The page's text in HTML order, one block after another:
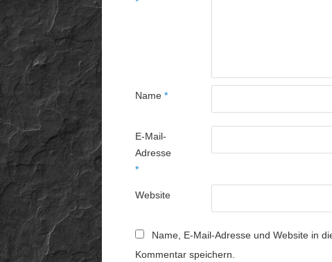
Name *
E-Mail-
Adresse
*
Website
Name, E-Mail-Adresse und Website in
Kommentar speichern.